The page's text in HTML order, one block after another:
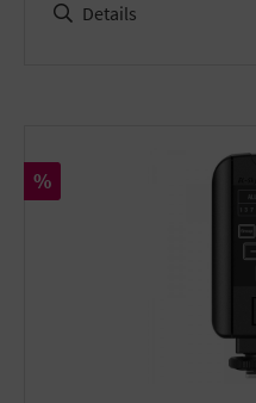
Details
Rabatt
%